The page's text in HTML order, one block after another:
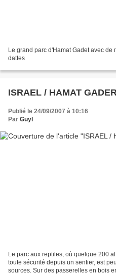
Le grand parc d'Hamat Gadet avec
dattes
ISRAEL / HAMAT
Publié le 24/09/2007 à 10:16
Par Guyl
Le parc aux reptiles, où quelque 200
toute sécurité depuis un sentier, est
sources. Sur des passerelles en bois